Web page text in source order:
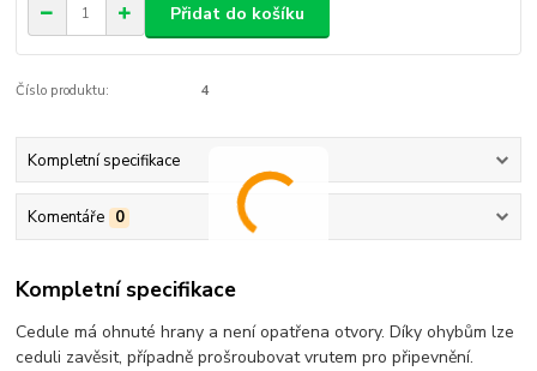
Přidat do košíku
Číslo produktu: 4
Kompletní specifikace
Komentáře 0
Kompletní specifikace
Cedule má ohnuté hrany a není opatřena otvory. Díky ohybům lze
ceduli zavěsit, případně prošroubovat vrutem pro připevnění.